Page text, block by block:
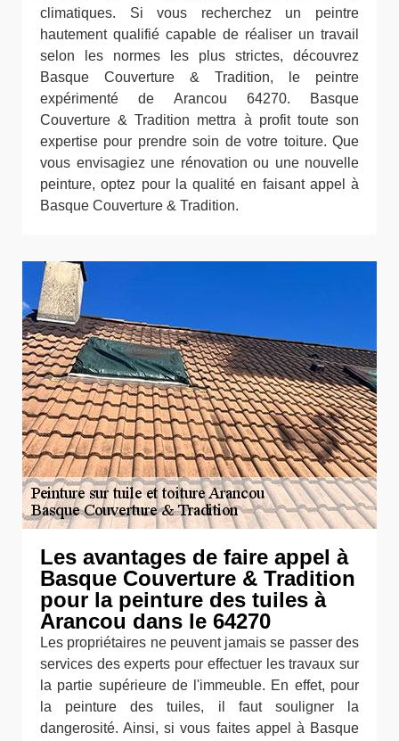
climatiques. Si vous recherchez un peintre
hautement qualifié capable de réaliser un travail
selon les normes les plus strictes, découvrez
Basque Couverture & Tradition, le peintre
expérimenté de Arancou 64270. Basque
Couverture & Tradition mettra à profit toute son
expertise pour prendre soin de votre toiture. Que
vous envisagiez une rénovation ou une nouvelle
peinture, optez pour la qualité en faisant appel à
Basque Couverture & Tradition.
Les avantages de faire appel à
Basque Couverture & Tradition
pour la peinture des tuiles à
Arancou dans le 64270
Les propriétaires ne peuvent jamais se passer des
services des experts pour effectuer les travaux sur
la partie supérieure de l'immeuble. En effet, pour
la peinture des tuiles, il faut souligner la
dangerosité. Ainsi, si vous faites appel à Basque